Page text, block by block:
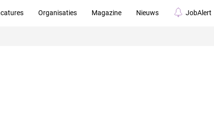
Organisaties Magazine Nieuws JobAlert